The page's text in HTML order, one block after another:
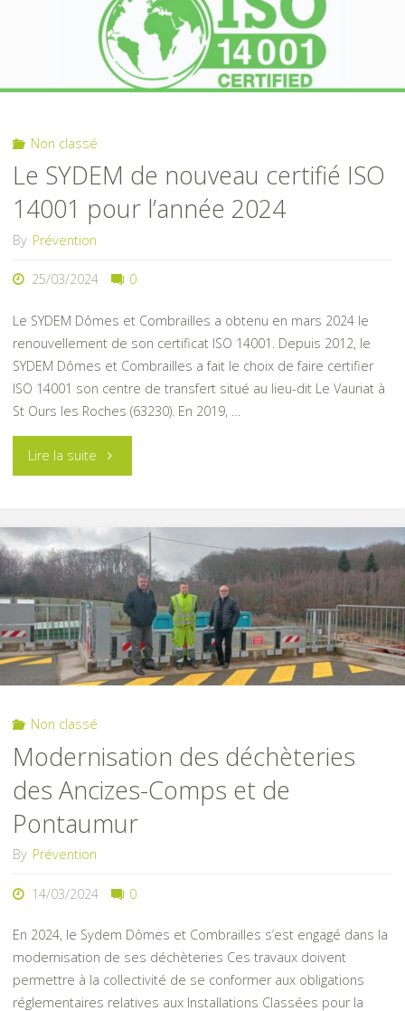
de
Saint-
les-
Roches"
Non classé
Le SYDEM de nouveau certifié ISO
14001 pour l’année 2024
By Prévention
25/03/2024 0
Le SYDEM Dômes et Combrailles a obtenu en mars 2024 le
renouvellement de son certificat ISO 14001. Depuis 2012, le
SYDEM Dômes et Combrailles a fait le choix de faire certifier
ISO 14001 son centre de transfert situé au lieu-dit Le Vauriat à
St Ours les Roches (63230). En 2019, …
Lire la suite"Le
de
nouveau
certifié
ISO
14001
pour
l’année
2024"
Non classé
Modernisation des déchèteries
des Ancizes-Comps et de
Pontaumur
By Prévention
14/03/2024 0
En 2024, le Sydem Dômes et Combrailles s’est engagé dans la
modernisation de ses déchèteries Ces travaux doivent
permettre à la collectivité de se conformer aux obligations
réglementaires relatives aux Installations Classées pour la